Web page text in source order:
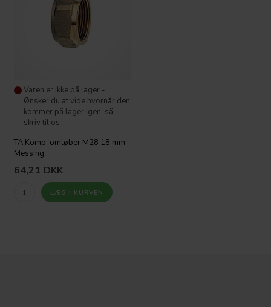
Varen er ikke på lager -
Ønsker du at vide hvornår den
kommer på lager igen, så
skriv til os
TA Komp. omløber M28 18 mm.
Messing
64,21 DKK